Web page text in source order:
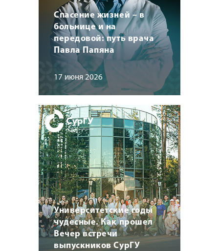
Спасение жизней – в
больнице и на
передовой: путь врача
Павла Папяна
17 июня 2026
Университетские годы
чудесные. Как прошел
Вечер встречи
выпускников СурГУ